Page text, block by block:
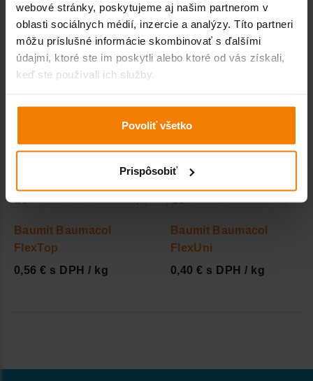
webové stránky, poskytujeme aj našim partnerom v
oblasti sociálnych médií, inzercie a analýzy. Títo partneri
môžu príslušné informácie skombinovať s ďalšími
údajmi, ktoré ste im poskytli alebo ktoré od vás získali,
keď ste používali ich služby.
Povoliť všetko
Prispôsobiť
PCI Pericol Špecial
25kg
0,42 € s DPH / kg
PCI Pericol Flex Plus
25kg
0,54 € s DPH / kg
PCI Pericol Standard
C1TE
Baumit Baumacol Basic
0,25 € s DPH / kg
Baumit Baumacol
FlexTop
0,56 € s DPH / kg
Baumit Baumacol
FlexUni
0,40 € s DPH / kg